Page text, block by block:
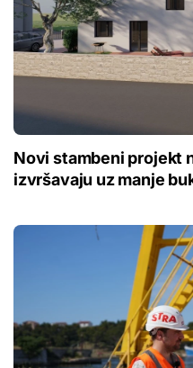
Novi stambeni projekt
izvršavaju uz manje